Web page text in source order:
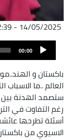
14/05/2025 - 12:39
ملف
الصوت
Audio
Player
00:00
باكستان و
العالم ..ما
ستصمد الهدنة
رغم التفاوت في
أسئلة تطرحها
الاسيوي من